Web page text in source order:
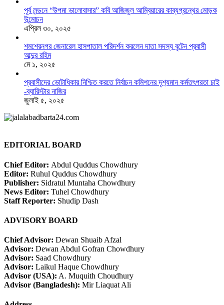
পূর্ব লন্ডনে “উপমা ভালোবাসার” কবি আজিজুল আম্বিয়ারের কাব্যগ্রন্থের মোড়ক
উন্মোচন
এপ্রিল ৩০, ২০২৫
শমশেরনগর জেনারেল হাসপাতাল পরিদর্শন করলেন দাতা সদস্য বৃটেন প্রবাসী
আব্দুর রহিম
মে ১, ২০২৫
প্রবাসীদের ভোটাধিকার নিশ্চিত করতে নির্বাচন কমিশনের দৃশ‍্যমান কর্মতৎপরতা চাই
-ব্যারিস্টার নাজির
জুলাই ৫, ২০২৫
EDITORIAL BOARD
Chief Editor: Abdul Quddus Chowdhury
Editor: Ruhul Quddus Chowdhury
Publisher: Sidratul Muntaha Chowdhury
News Editor: Tuhel Chowdhury
Staff Reporter: Shudip Dash
ADVISORY BOARD
Chief Advisor: Dewan Shuaib Afzal
Advisor: Dewan Abdul Gofran Chowdhury
Advisor: Saad Chowdhury
Advisor: Laikul Haque Chowdhury
Advisor (USA): A. Muquith Choudhury
Advisor (Bangladesh): Mir Liaquat Ali